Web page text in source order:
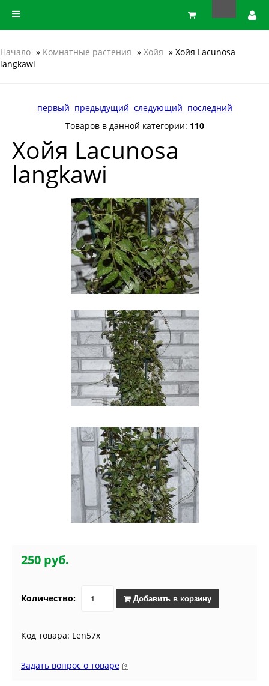
Начало » Комнатные растения » Хойя » Хойя Lacunosa
langkawi
первый предыдущий следующий последний
Товаров в данной категории: 110
Хойя Lacunosa
langkawi
250 руб.
Количество: Добавить в корзину
Код товара: Len57x
Задать вопрос о товаре